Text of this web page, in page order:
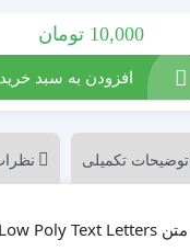
10,000 تومان
افزودن به سبد خرید
توضیحات تکمیلی